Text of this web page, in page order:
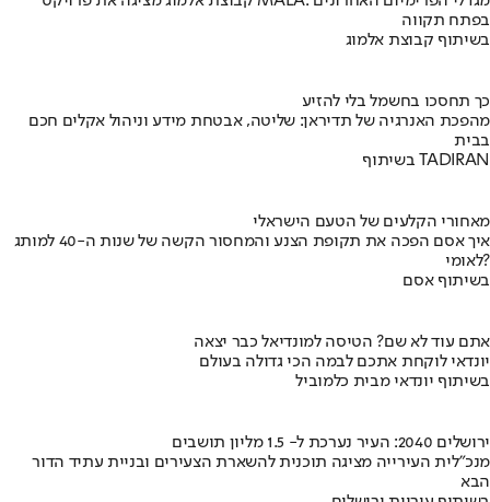
בפתח תקווה
בשיתוף קבוצת אלמוג
כך תחסכו בחשמל בלי להזיע
מהפכת האנרגיה של תדיראן: שליטה, אבטחת מידע וניהול אקלים חכם
בבית
בשיתוף TADIRAN
מאחורי הקלעים של הטעם הישראלי
איך אסם הפכה את תקופת הצנע והמחסור הקשה של שנות ה-40 למותג
לאומי?
בשיתוף אסם
אתם עוד לא שם? הטיסה למונדיאל כבר יצאה
יונדאי לוקחת אתכם לבמה הכי גדולה בעולם
בשיתוף יונדאי מבית כלמוביל
ירושלים 2040: העיר נערכת ל- 1.5 מליון תושבים
מנכ"לית העירייה מציגה תוכנית להשארת הצעירים ובניית עתיד הדור
הבא